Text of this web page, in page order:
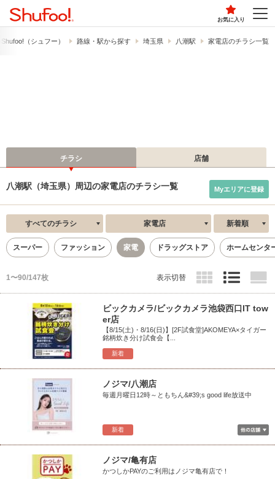
お気に入り
（シュフー） 路線・駅から探す 埼玉県 八潮駅 家電店のチラシ一覧
チラシ 店舗
八潮駅（埼玉県）周辺の家電店のチラシ一覧 Myエリアに登録
すべてのチラシ 家電店 新着順
スーパー ファッション 家電 ドラッグストア ホームセンタ
1〜90/147枚 表示切替
新着
ビックカメラ/ビックカメラ池袋西口IT tow
er店
【8/15(土)・8/16(日)】[2F試食堂]AKOMEYA×タイガー
銘柄炊き分け試食会【...
新着
ノジマ/八潮店
毎週月曜日12時～ともちん&#39;s good life放送中
ノジマ/亀有店
かつしかPAYのご利用はノジマ亀有店で！